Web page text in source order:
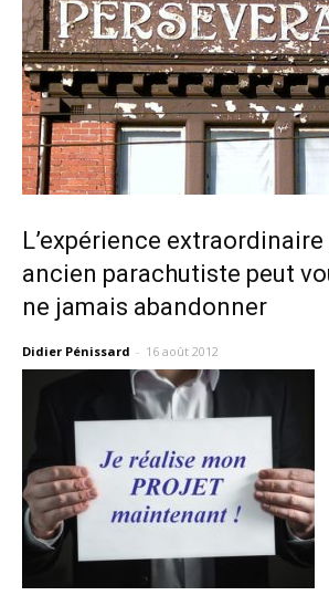
L’expérience
ancien parachutiste peut
ne jamais abandonner
Didier Pénissard - 16 août 2012